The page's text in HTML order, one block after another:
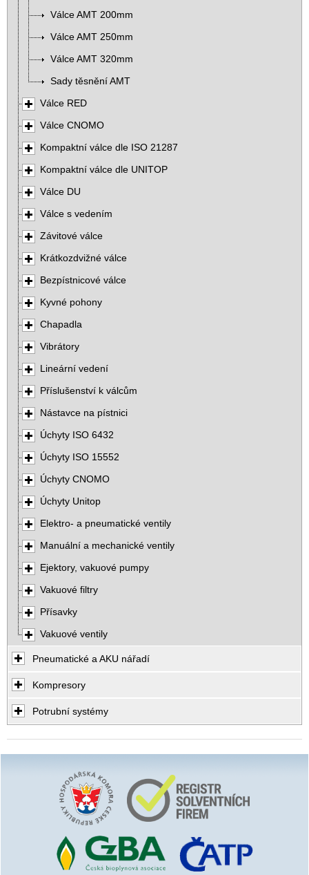
Válce AMT 200mm
Válce AMT 250mm
Válce AMT 320mm
Sady těsnění AMT
Válce RED
Válce CNOMO
Kompaktní válce dle ISO 21287
Kompaktní válce dle UNITOP
Válce DU
Válce s vedením
Závitové válce
Krátkozdvižné válce
Bezpístnicové válce
Kyvné pohony
Chapadla
Vibrátory
Lineární vedení
Příslušenství k válcům
Nástavce na pístnici
Úchyty ISO 6432
Úchyty ISO 15552
Úchyty CNOMO
Úchyty Unitop
Elektro- a pneumatické ventily
Manuální a mechanické ventily
Ejektory, vakuové pumpy
Vakuové filtry
Přísavky
Vakuové ventily
Pneumatické a AKU nářadí
Kompresory
Potrubní systémy